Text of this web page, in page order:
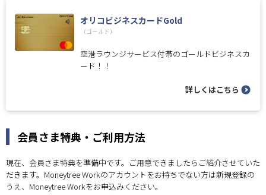
オリコビジネスカードGold
（ゴールド）
空港ラウンジサービス付帯のゴールドビジネスカ
ード！！
詳しくはこちら
会員さま特典・ご利用方法
現在、会員さま特典を準備中です。ご用意できましたらご紹介させていた
だきます。Moneytree Workのアカウントをお持ちでない方は新規登録の
うえ、Moneytree Workをお申込みください。